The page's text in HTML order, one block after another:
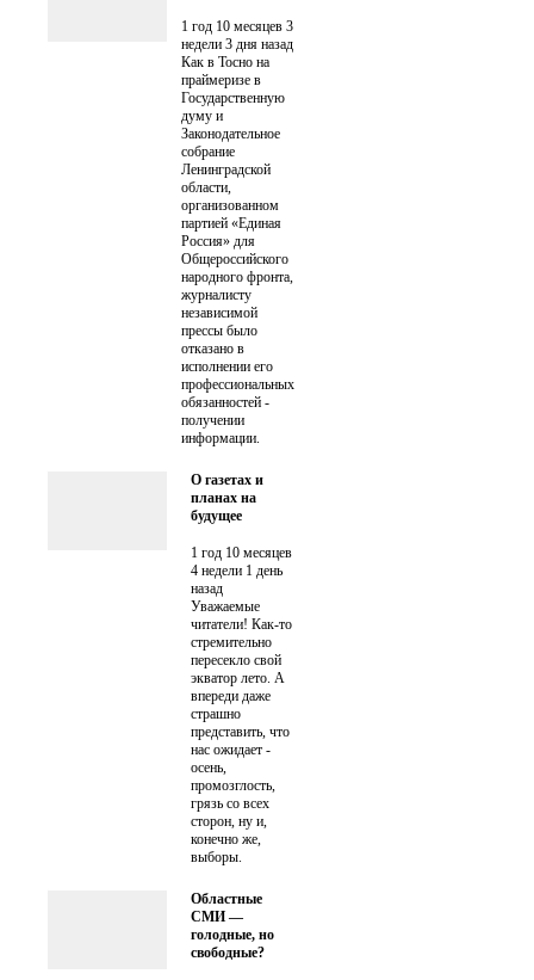
1 год 10 месяцев 3
недели 3 дня назад
Как в Тосно на
праймеризе в
Государственную
думу и
Законодательное
собрание
Ленинградской
области,
организованном
партией «Единая
Россия» для
Общероссийского
народного фронта,
журналисту
независимой
прессы было
отказано в
исполнении его
профессиональных
обязанностей -
получении
информации.
О газетах и
планах на
будущее
1 год 10 месяцев
4 недели 1 день
назад
Уважаемые
читатели! Как-то
стремительно
пересекло свой
экватор лето. А
впереди даже
страшно
представить, что
нас ожидает -
осень,
промозглость,
грязь со всех
сторон, ну и,
конечно же,
выборы.
Областные
СМИ —
голодные, но
свободные?